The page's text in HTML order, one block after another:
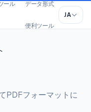
ール データ形式
便利ツール
JA
PDFフォーマットに